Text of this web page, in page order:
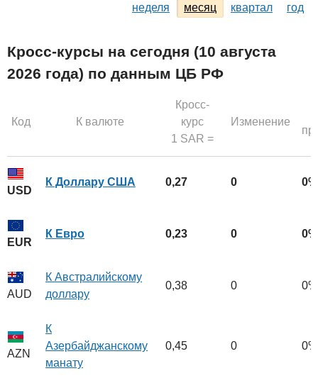
неделя месяц квартал год
Кросс-курсы на сегодня (10 августа
2026 года) по данным ЦБ РФ
Код К валюте
Кросс-
курс
1 SAR =
Изменение
USD
К Доллару США 0,27 0 0%
EUR
К Евро 0,23 0 0%
AUD
К Австралийскому
доллару
0,38 0 0%
AZN
К
Азербайджанскому
манату
0,45 0 0%